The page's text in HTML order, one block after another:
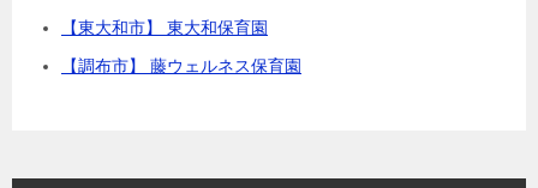
【東大和市】 東大和保育園
【調布市】 藤ウェルネス保育園